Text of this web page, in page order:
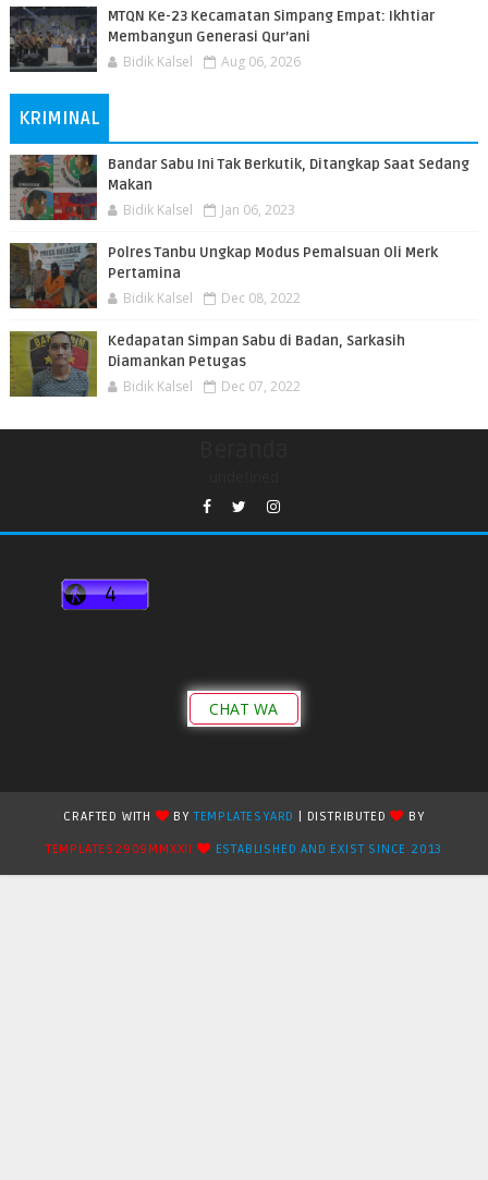
MTQN Ke-23 Kecamatan Simpang Empat: Ikhtiar
Membangun Generasi Qur’ani
Bidik Kalsel Aug 06, 2026
KRIMINAL
Bandar Sabu Ini Tak Berkutik, Ditangkap Saat Sedang
Makan
Bidik Kalsel Jan 06, 2023
Polres Tanbu Ungkap Modus Pemalsuan Oli Merk
Pertamina
Bidik Kalsel Dec 08, 2022
Kedapatan Simpan Sabu di Badan, Sarkasih
Diamankan Petugas
Bidik Kalsel Dec 07, 2022
CHAT WA
CRAFTED WITH BYTEMPLATESYARD | DISTRIBUTED
BY
TEMPLATES2909MMXXII
ESTABLISHED AND EXIST SINCE 2013